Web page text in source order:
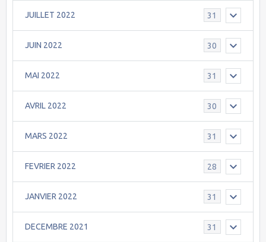
JUILLET 2022 31
JUIN 2022 30
MAI 2022 31
AVRIL 2022 30
MARS 2022 31
FEVRIER 2022 28
JANVIER 2022 31
DECEMBRE 2021 31